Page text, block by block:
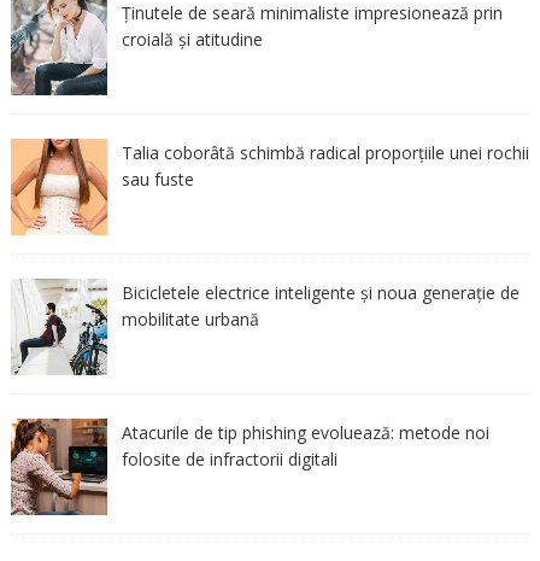
Ținutele de seară minimaliste impresionează prin
croială și atitudine
Talia coborâtă schimbă radical proporțiile unei rochii
sau fuste
Bicicletele electrice inteligente și noua generație de
mobilitate urbană
Atacurile de tip phishing evoluează: metode noi
folosite de infractorii digitali